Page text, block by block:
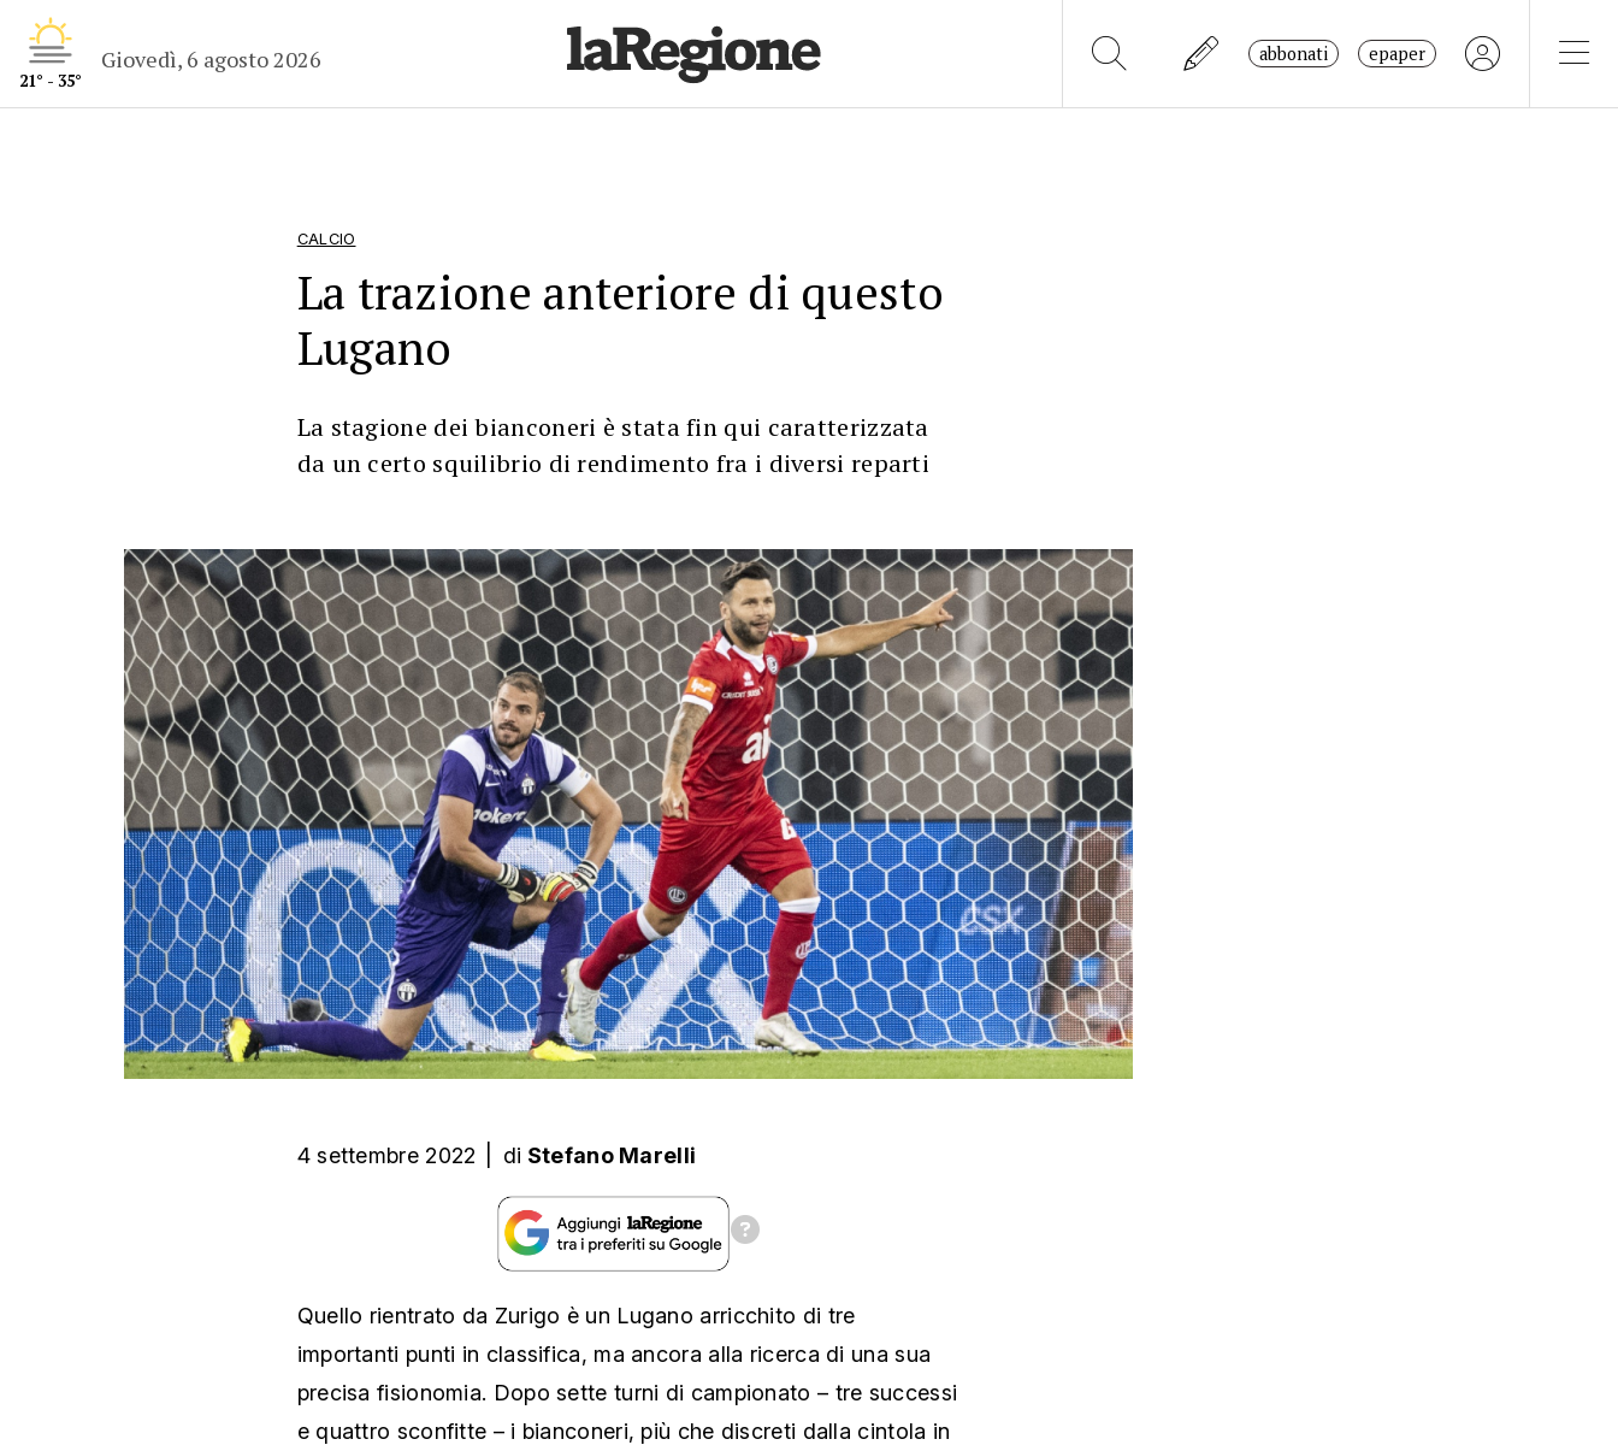
21° - 35°
Giovedì, 6 agosto 2026 abbonati epaper
CALCIO
La trazione anteriore di questo
Lugano
La stagione dei bianconeri è stata fin qui caratterizzata
da un certo squilibrio di rendimento fra i diversi reparti
4 settembre 2022 di Stefano Marelli
Quello rientrato da Zurigo è un Lugano arricchito di tre
importanti punti in classifica, ma ancora alla ricerca di una sua
precisa fisionomia. Dopo sette turni di campionato – tre successi
e quattro sconfitte – i bianconeri, più che discreti dalla cintola in